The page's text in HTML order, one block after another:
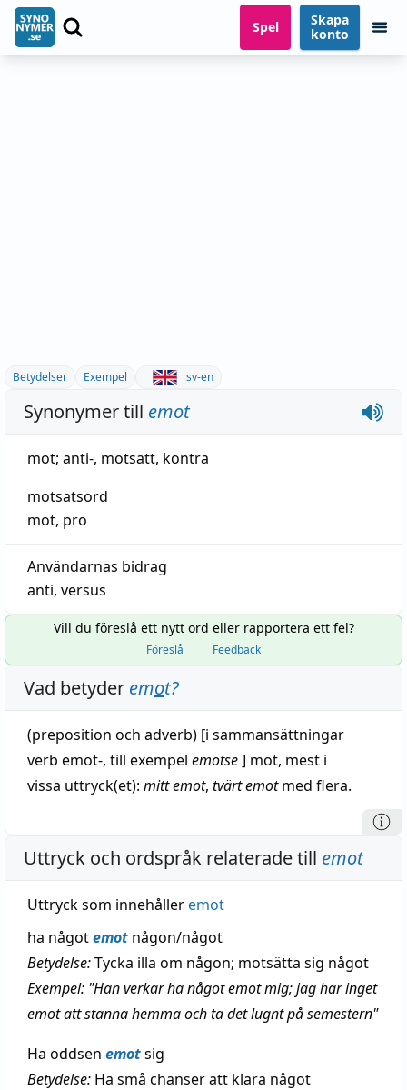
Spel
Skapa
konto
Betydelser Exempel sv-en
Synonymer till emot
mot; anti‑, motsatt, kontra
motsatsord
mot, pro
Användarnas bidrag
anti, versus
Vill du föreslå ett nytt ord eller rapportera ett fel?
Föreslå Feedback
Vad betyder emot?
(preposition och adverb) [i sammansättningar
verb emot-, till exempel emotse] mot, mest i
vissa uttryck(et): mitt emot, tvärtemotmed flera.
Uttryck och ordspråk relaterade till emot
Uttryck som innehålleremot
ha någotemot någon/något
Betydelse:Tycka illa om någon; motsätta sig något
Exempel: "Han verkar ha något emot mig; jag har inget
emot att stanna hemma och ta det lugnt på semestern"
Ha oddsen emotsig
Betydelse: Ha små chanser att klara något